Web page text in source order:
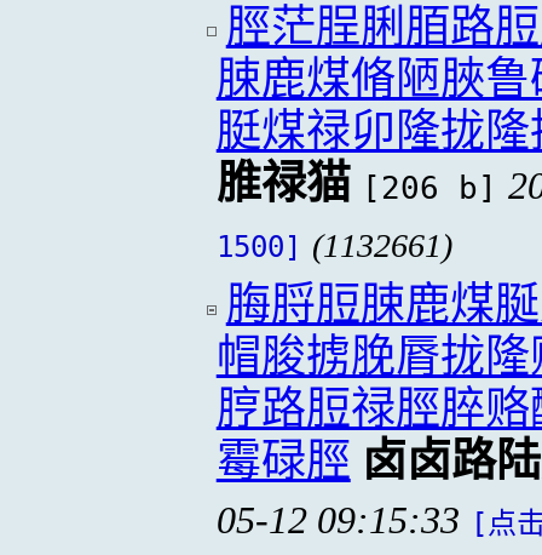
脛茫脭脷脜路
脨鹿煤脩陋脥
脡煤禄卯隆拢
脽禄猫 [206 b]
1500] (1132661)
脢脟脰脨鹿煤
帽脧掳脕脣拢
脝路脰禄脛脺
霉碌脛 卤卤路
05-12 09:15:33 [点